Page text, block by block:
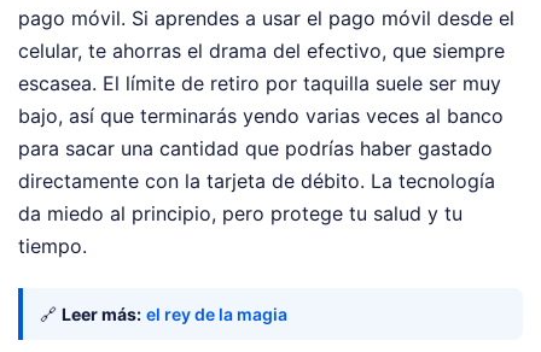
pago móvil. Si aprendes a usar el pago móvil desde el
celular, te ahorras el drama del efectivo, que siempre
escasea. El límite de retiro por taquilla suele ser muy
bajo, así que terminarás yendo varias veces al banco
para sacar una cantidad que podrías haber gastado
directamente con la tarjeta de débito. La tecnología
da miedo al principio, pero protege tu salud y tu
tiempo.
🔗 Leer más: el rey de la magia